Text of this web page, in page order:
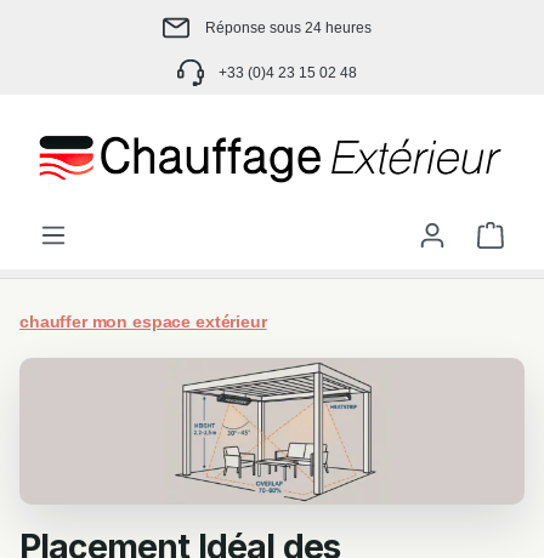
Passer au contenu principalRéponse sous 24 heures
+33 (0)4 23 15 02 48
Le
chauffer mon espace extérieur
Placement Idéal des